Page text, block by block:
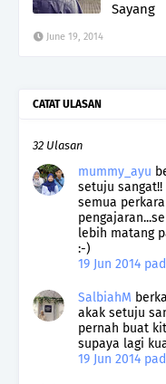
Sayang
June 19, 2014
CATAT ULASAN
32 Ulasan
mummy_ayu
setuju sangat!!
semua
lebih matang
:-)
19 Jun 2014
SalbiahM
akak setuju
pernah buat
supaya lagi
19 Jun 2014